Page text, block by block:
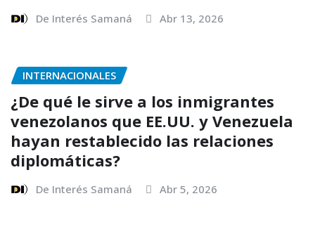
De Interés Samaná Abr 13, 2026
INTERNACIONALES
¿De qué le sirve a los inmigrantes
venezolanos que EE.UU. y Venezuela
hayan restablecido las relaciones
diplomáticas?
De Interés Samaná Abr 5, 2026